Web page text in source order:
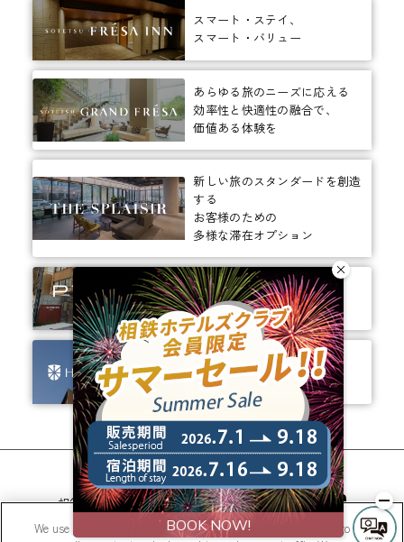
スマート・ステイ、
スマート・バリュー
あらゆる旅のニーズに応える
効率性と快適性の融合で、
価値ある体験を
新しい旅のスタンダードを創造
する
お客様のための
多様な滞在オプション
ありそうでなかった、
ちょっと新しいカタチ。
ビジネスからレジャーまで、
幅広く選ばれるホテルへ。
相鉄ホテルズ 公式SNS
We use cookies to improve your experience on our website, to